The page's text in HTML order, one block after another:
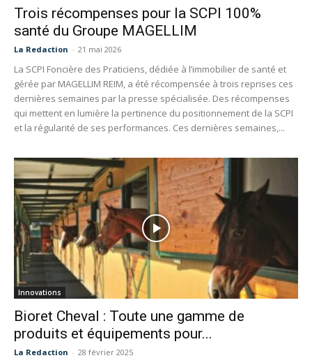
Trois récompenses pour la SCPI 100%
santé du Groupe MAGELLIM
La Redaction - 21 mai 2026
La SCPI Foncière des Praticiens, dédiée à l’immobilier de santé et
gérée par MAGELLIM REIM, a été récompensée à trois reprises ces
dernières semaines par la presse spécialisée. Des récompenses
qui mettent en lumière la pertinence du positionnement de la SCPI
et la régularité de ses performances. Ces dernières semaines,...
Innovations
Bioret Cheval : Toute une gamme de
produits et équipements pour...
La Redaction - 28 février 2025